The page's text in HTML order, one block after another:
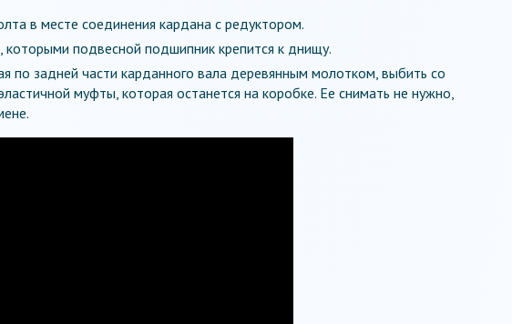
в месте соединения кардана с редуктором.
которыми подвесной подшипник крепится к днищу.
по задней части карданного вала деревянным молотком, выбить со
муфты, которая останется на коробке. Ее снимать не нужно,